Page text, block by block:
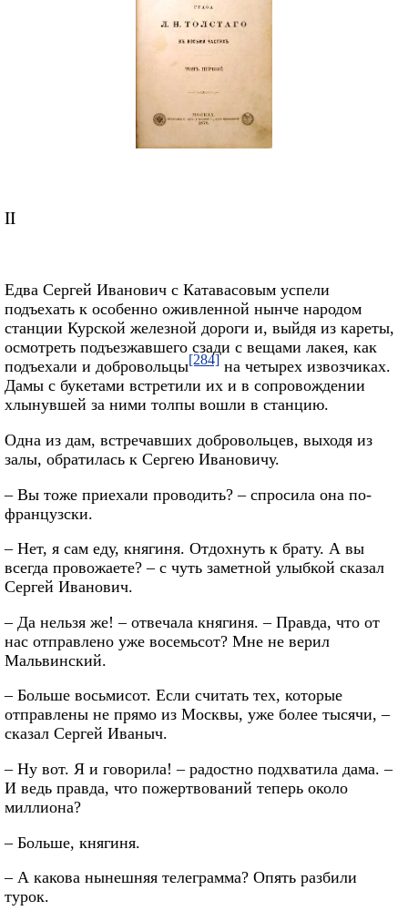
II
Едва Сергей Иванович с Катавасовым успели
подъехать к особенно оживленной нынче народом
станции Курской железной дороги и, выйдя из кареты,
осмотреть подъезжавшего сзади с вещами лакея, как
подъехали и добровольцы[284] на четырех извозчиках.
Дамы с букетами встретили их и в сопровождении
хлынувшей за ними толпы вошли в станцию.
Одна из дам, встречавших добровольцев, выходя из
залы, обратилась к Сергею Ивановичу.
– Вы тоже приехали проводить? – спросила она по-
французски.
– Нет, я сам еду, княгиня. Отдохнуть к брату. А вы
всегда провожаете? – с чуть заметной улыбкой сказал
Сергей Иванович.
– Да нельзя же! – отвечала княгиня. – Правда, что от
нас отправлено уже восемьсот? Мне не верил
Мальвинский.
– Больше восьмисот. Если считать тех, которые
отправлены не прямо из Москвы, уже более тысячи, –
сказал Сергей Иваныч.
– Ну вот. Я и говорила! – радостно подхватила дама. –
И ведь правда, что пожертвований теперь около
миллиона?
– Больше, княгиня.
– А какова нынешняя телеграмма? Опять разбили
турок.